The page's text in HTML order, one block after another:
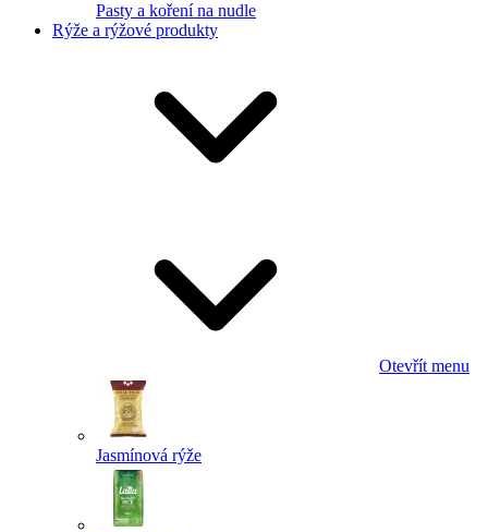
Pasty a koření na nudle
Rýže a rýžové produkty
Otevřít menu
Jasmínová rýže